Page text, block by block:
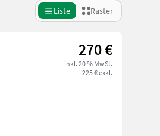
Liste Raster
270 €
inkl. 20 % MwSt.
225 € exkl.